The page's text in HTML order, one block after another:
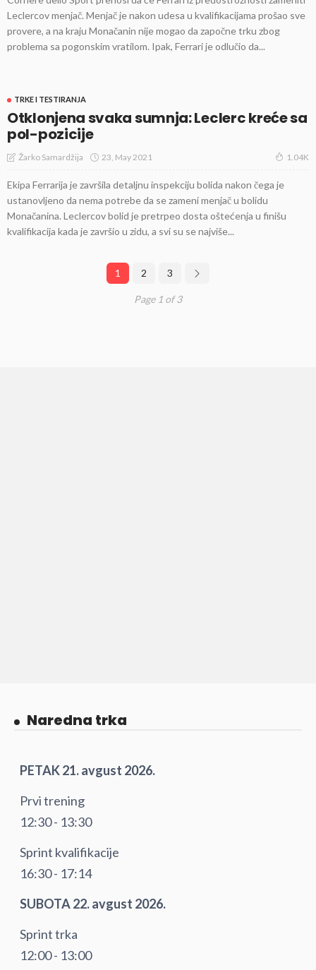
Leclercov menjač. Menjač je nakon udesa u kvalifikacijama prošao sve
provere, a na kraju Monačanin nije mogao da započne trku zbog
problema sa pogonskim vratilom. Ipak, Ferrari je odlučio da...
TRKE I TESTIRANJA
Otklonjena svaka sumnja: Leclerc kreće sa
pol-pozicije
Žarko Samardžija 23, May 2021 1.04K
Ekipa Ferrarija je završila detaljnu inspekciju bolida nakon čega je
ustanovljeno da nema potrebe da se zameni menjač u bolidu
Monačanina. Leclercov bolid je pretrpeo dosta oštećenja u finišu
kvalifikacija kada je završio u zidu, a svi su se najviše...
1 2 3
Page 1 of 3
Naredna trka
PETAK 21. avgust 2026.
Prvi trening
12:30 - 13:30
Sprint kvalifikacije
16:30 - 17:14
SUBOTA 22. avgust 2026.
Sprint trka
12:00 - 13:00